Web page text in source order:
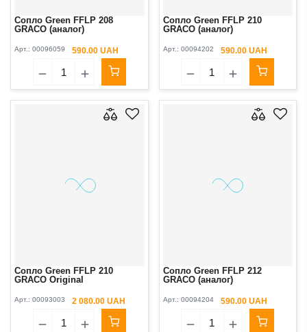
Сопло Green FFLP 208
GRACO (аналог)
Арт.: 00096059 590.00 UAH
Сопло Green FFLP 210
GRACO (аналог)
Арт.: 00094202 590.00 UAH
Сопло Green FFLP 210
GRACO Original
Арт.: 00093003 2 080.00 UAH
Сопло Green FFLP 212
GRACO (аналог)
Арт.: 00094204 590.00 UAH